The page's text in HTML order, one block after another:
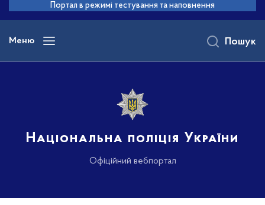
основного
вмісту
Портал в режимі тестування та наповнення
Меню
Національна поліція України
Офіційний вебпортал
Пошук